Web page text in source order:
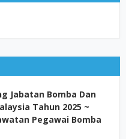
Jabatan Bomba Dan
Tahun 2025 ~
Pegawai Bomba